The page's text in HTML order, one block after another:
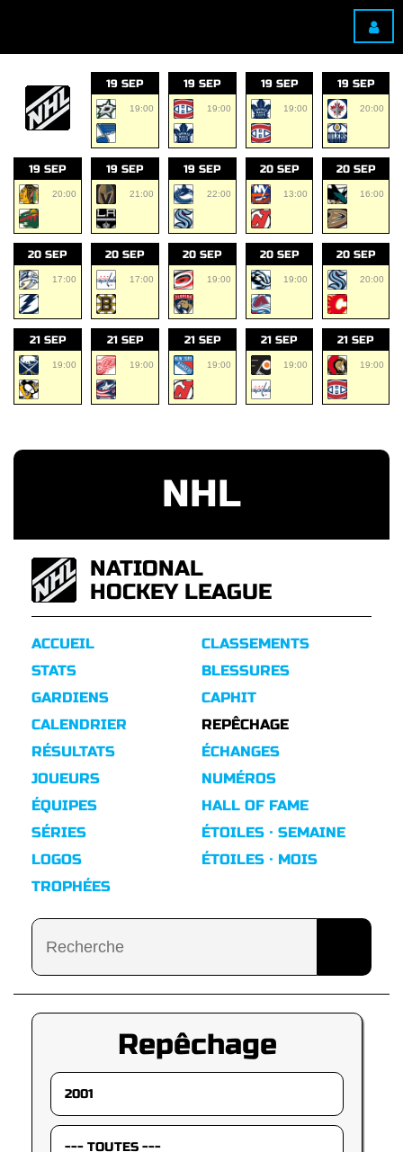
19 SEP
19:00
19 SEP
19:00
19 SEP
19:00
19 SEP
20:00
19 SEP
20:00
19 SEP
21:00
19 SEP
22:00
20 SEP
13:00
20 SEP
16:00
20 SEP
17:00
20 SEP
17:00
20 SEP
19:00
20 SEP
19:00
20 SEP
20:00
21 SEP
19:00
21 SEP
19:00
21 SEP
19:00
21 SEP
19:00
21 SEP
19:00
NHL
NATIONAL
HOCKEY LEAGUE
ACCUEIL
STATS
GARDIENS
CALENDRIER
RÉSULTATS
CLASSEMENTS
BLESSURES
CAPHIT
REPÊCHAGE
ÉCHANGES
JOUEURS
ÉQUIPES
SÉRIES
LOGOS
TROPHÉES
NUMÉROS
HALL OF FAME
ÉTOILES · SEMAINE
ÉTOILES · MOIS
Repêchage